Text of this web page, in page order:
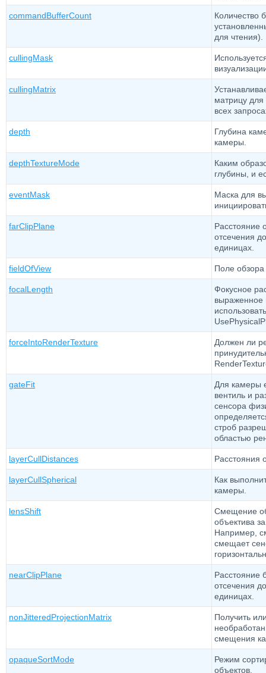
commandBufferCount
Количество
для чтения).
cullingMask
cullingMatrix
матрицу для
всех
depth
Глубина
камеры.
depthTextureMode
Каким
глубины, и
eventMask
Маска для
farClipPlane
Расстояние
отсечения
единицах.
fieldOfView Поле обзора
focalLength
Фокусное
выраженное
forceIntoRenderTexture
Должен ли
gateFit
Для камеры
вентиль и
сенсора
строб
областью
layerCullDistances Расстояния
layerCullSpherical
Как
камеры.
lensShift
Смещение
объектива
Например,
смещает
nearClipPlane
Расстояние
отсечения
единицах.
nonJitteredProjectionMatrix
Получить
смещения
opaqueSortMode
Режим
объектов.